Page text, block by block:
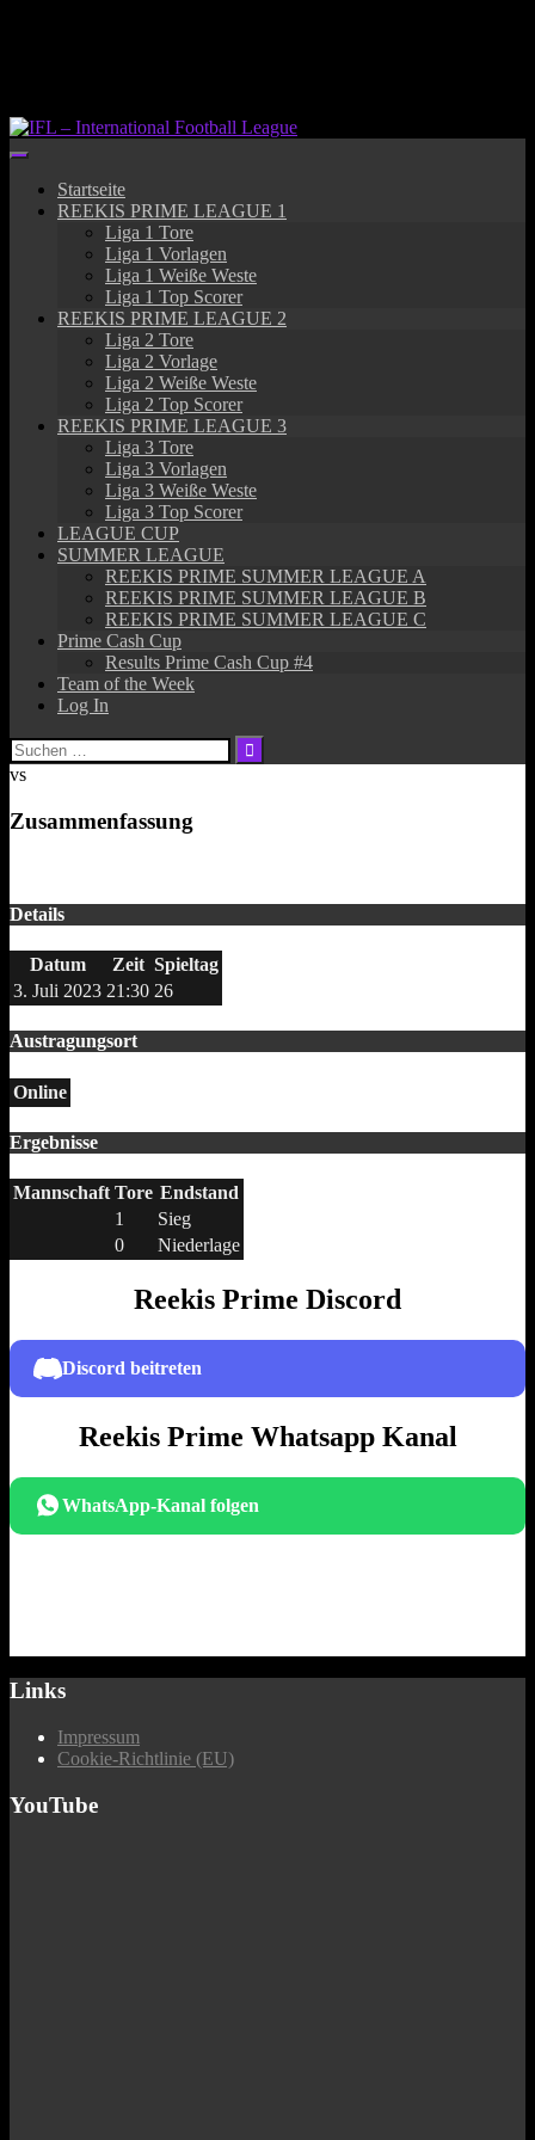
Startseite
REEKIS PRIME LEAGUE 1
Liga 1 Tore
Liga 1 Vorlagen
Liga 1 Weiße Weste
Liga 1 Top Scorer
REEKIS PRIME LEAGUE 2
Liga 2 Tore
Liga 2 Vorlage
Liga 2 Weiße Weste
Liga 2 Top Scorer
REEKIS PRIME LEAGUE 3
Liga 3 Tore
Liga 3 Vorlagen
Liga 3 Weiße Weste
Liga 3 Top Scorer
LEAGUE CUP
SUMMER LEAGUE
REEKIS PRIME SUMMER LEAGUE A
REEKIS PRIME SUMMER LEAGUE B
REEKIS PRIME SUMMER LEAGUE C
Prime Cash Cup
Results Prime Cash Cup #4
Team of the Week
Log In
Suchen
nach:
vs
Zusammenfassung
Details
Datum Zeit Spieltag
3. Juli 2023 21:30 26
Austragungsort
Online
Ergebnisse
Mannschaft Tore Endstand
1
Sieg
0
Niederlage
Reekis Prime Discord
Discord beitreten
Reekis Prime Whatsapp Kanal
WhatsApp-Kanal folgen
Links
Impressum
Cookie-Richtlinie (EU)
YouTube